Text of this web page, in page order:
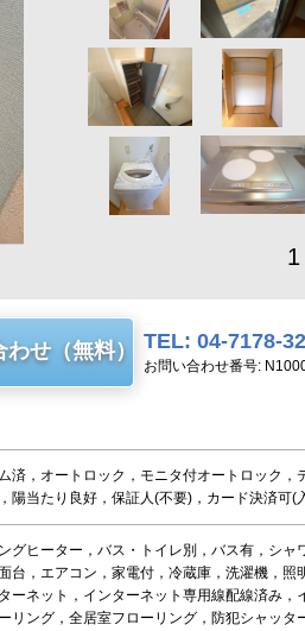
わせ（無料） TEL: 04-7178-
お問い合わせ番号:
済，オートロック，モニタ付オートロック，
陽当たり良好，保証人(不要)，カード決済可(
グヒーター，バス・トイレ別，バス有，シャ
台，エアコン，家電付，冷蔵庫，洗濯機，
ーネット，インターネット専用線配線済み
リング，全居室フローリング，防犯シャッ